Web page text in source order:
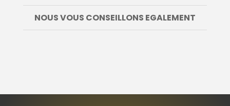
NOUS VOUS CONSEILLONS EGALEMENT